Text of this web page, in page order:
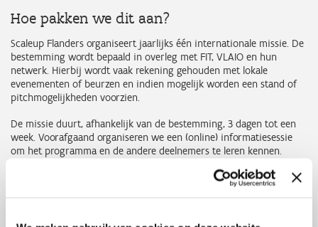
Hoe pakken we dit aan?
Scaleup Flanders organiseert jaarlijks één internationale missie. De
bestemming wordt bepaald in overleg met FIT, VLAIO en hun
netwerk. Hierbij wordt vaak rekening gehouden met lokale
evenementen of beurzen en indien mogelijk worden een stand of
pitchmogelijkheden voorzien.
De missie duurt, afhankelijk van de bestemming, 3 dagen tot een
week. Voorafgaand organiseren we een (online) informatiesessie
om het programma en de andere deelnemers te leren kennen.
Onder 'Evenementen', vind je wanneer de volgende internationale
missie plaatsvindt en waarvoor je je momenteel kunt inschrijven.